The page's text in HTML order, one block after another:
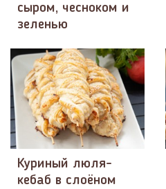
сыром, чесноком и
зеленью
Куриный люля-
кебаб в слоёном